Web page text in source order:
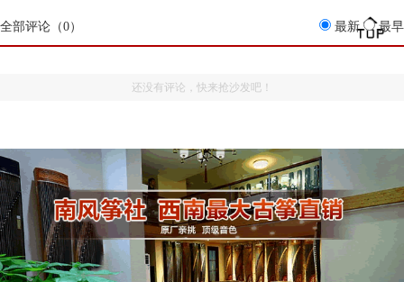
全部评论（0） 最新 最早
还没有评论，快来抢沙发吧！